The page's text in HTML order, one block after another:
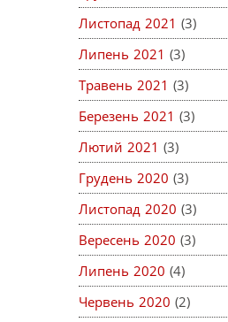
Листопад 2021 (3)
Липень 2021 (3)
Травень 2021 (3)
Березень 2021 (3)
Лютий 2021 (3)
Грудень 2020 (3)
Листопад 2020 (3)
Вересень 2020 (3)
Липень 2020 (4)
Червень 2020 (2)